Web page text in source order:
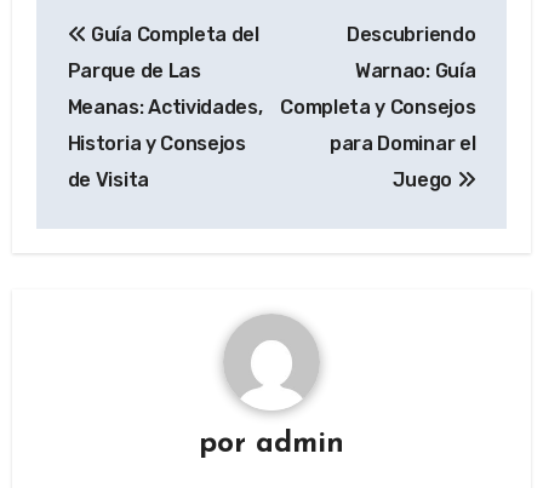
de
entradas
Guía Completa del
Parque de Las
Meanas: Actividades,
Historia y Consejos
de Visita
Descubriendo
Warnao: Guía
Completa y Consejos
para Dominar el
Juego
por admin